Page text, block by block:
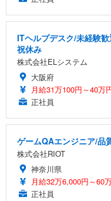
ITヘルプデスク/未経験
祝休み
株式会社ELシステム
大阪府
月給31万100円～40万
正社員
ゲームQAエンジニア/品
株式会社RIOT
神奈川県
月給32万6,000円～60
正社員